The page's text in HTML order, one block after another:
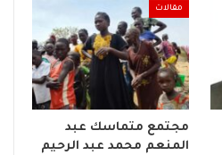
مقالات
مجتمع متماسك عبد
المنعم محمد عبد الرحيم